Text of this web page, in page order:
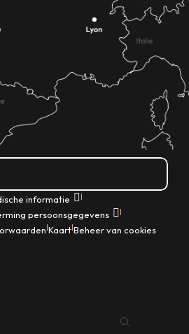
informatie |
persoonsgegevens |
|Kaart|Beheer van cookies